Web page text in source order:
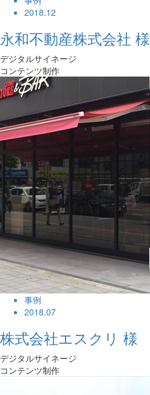
2018.12
永和不動産株式会社 様
デジタルサイネージ
コンテンツ制作
事例
2018.07
株式会社エスクリ 様
デジタルサイネージ
コンテンツ制作